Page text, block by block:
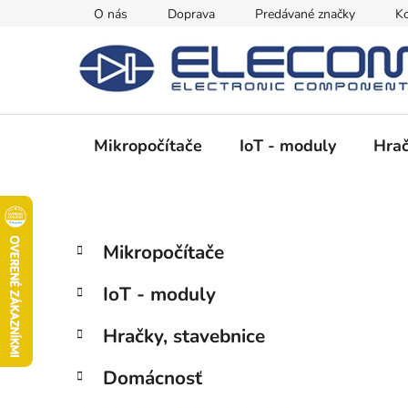
O nás Doprava Predávané značky
Mikropočítače IoT - moduly
B
č
ý
a
Preskočiť
kategórie
K
a
e
ó
i
Mikropočítače
IoT - moduly
Hračky, stavebnice
Domácnosť